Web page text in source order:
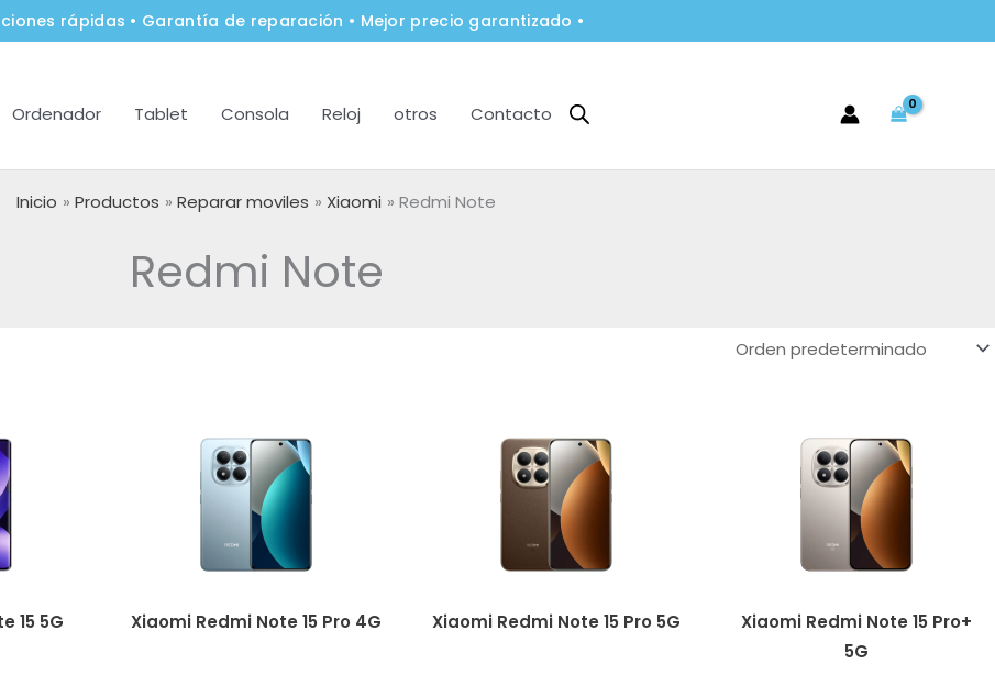
rápidas • Garantía de reparación • Mejor precio garantizado •
Ordenador Tablet Consola Reloj otros Contacto
Inicio Productos Reparar moviles Xiaomi Redmi Note
Redmi Note
15 5G Xiaomi Redmi Note 15 Pro 4G Xiaomi Redmi Note 15 Pro 5G
Xiaomi Redmi Note 15 Pro+
5G